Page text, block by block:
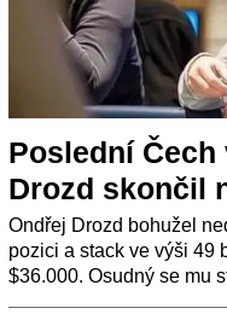
Poslední Čech
Drozd skončil
Ondřej Drozd bohužel
pozici a stack ve výši 49
$36.000. Osudný se mu